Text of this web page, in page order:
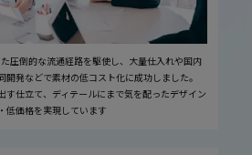
圧倒的な流通経路を駆使し、大量仕入れや国内
発などで素材の低コスト化に成功しました。
す仕立て、ディテールにまで気を配ったデザイン
低価格を実現しています